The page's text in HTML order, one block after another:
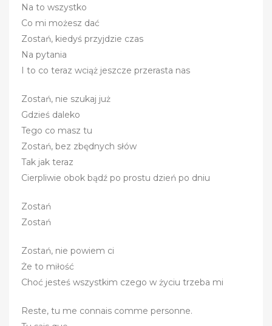
Na to wszystko
Co mi możesz dać
Zostań, kiedyś przyjdzie czas
Na pytania
I to co teraz wciąż jeszcze przerasta nas
Zostań, nie szukaj już
Gdzieś daleko
Tego co masz tu
Zostań, bez zbędnych słów
Tak jak teraz
Cierpliwie obok bądź po prostu dzień po dniu
Zostań
Zostań
Zostań, nie powiem ci
Że to miłość
Choć jesteś wszystkim czego w życiu trzeba mi
Reste, tu me connais comme personne.